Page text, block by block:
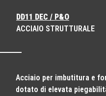
DD11 DEC / P&O
ACCIAIO STRUTTURALE
Acciaio per imbutitura e
dotato di elevata